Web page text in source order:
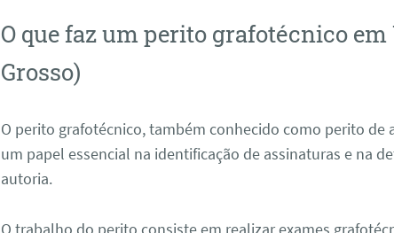
O que faz um perito grafotécnico em
Grosso)
O perito grafotécnico, também conhecido como perito de
um papel essencial na identificação de assinaturas e na
autoria.
O trabalho do perito consiste em realizar exames